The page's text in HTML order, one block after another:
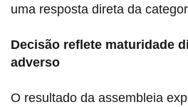
uma resposta direta da
Decisão reflete maturidade
adverso
O resultado da assembleia